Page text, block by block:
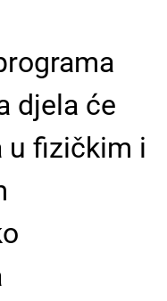
djela će
u fizičkim i